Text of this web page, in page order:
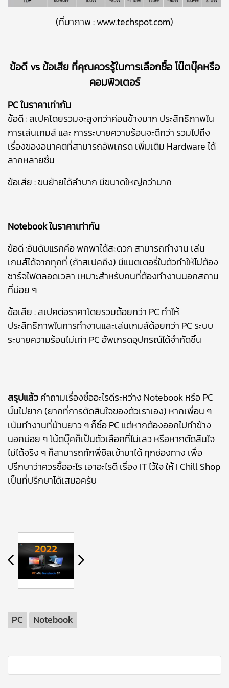
(ที่มาภาพ :www.techspot.com)
ข้อดี vs ข้อเสีย ที่คุณควรรู้ในการเลือกซื้อ โน๊ตบุ๊คหรือ
คอมพิวเตอร์
PC ในราคาเท่ากัน
ข้อดี : สเปคโดยรวมจะสูงกว่าค่อนข้างมาก ประสิทธิภาพใน
การเล่นเกมส์ และ การระบายความร้อนจะดีกว่า รวมไปถึง
เรื่องของอนาคตที่สามารถอัพเกรด เพิ่มเติม Hardware ได้
ลากหลายชิ้น
ข้อเสีย : ขนย้ายได้ลำบาก มีขนาดใหญ่กว่ามาก
Notebook ในราคาเท่ากัน
ข้อดี :อันดับแรกคือ พกพาได้สะดวก สามารถทำงาน เล่น
เกมส์ได้จากทุกที่ (ถ้าสเปคถึง) มีแบตเตอรี่ในตัวทำให้ไม่ต้อง
ชาร์จไฟตลอดเวลา เหมาะสำหรับคนที่ต้องทำงานนอกสถาน
ที่บ่อย ๆ
ข้อเสีย : สเปคต่อราคาโดยรวมด้อยกว่า PC ทำให้
ประสิทธิภาพในการทำงานและเล่นเกมส์ด้อยกว่า PC ระบบ
ระบายความร้อนไม่เท่า PC อัพเกรดอุปกรณ์ได้จำกัดชิ้น
สรุปแล้วคำถามเรื่องซื้ออะไรดีระหว่าง Notebook หรือ PC
นั้นไม่ยาก (ยากที่การตัดสินใจของตัวเราเอง) หากเพื่อน ๆ
เน้นทำงานที่บ้านยาว ๆ ก็ซื้อ PC แต่หากต้องออกไปทำข้าง
นอกบ่อย ๆ โน้ตบุ๊คก็เป็นตัวเลือกที่ไม่เลว หรือหากตัดสินใจ
ไม่ได้จริง ๆ ก็สามารถทักพี่ชิลเข้ามาได้ ทุกช่องทาง เพื่อ
ปรึกษาว่าควรซื้ออะไร เอาอะไรดี เรื่อง IT ไว้ใจ ให้ I Chill Shop
เป็นที่ปรึกษาได้เสมอครับ
PC Notebook